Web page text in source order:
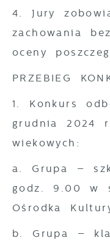
4. Jury
zachowania
oceny
PRZEBIEG
1. Konkurs
grudnia 2024
wiekowych:
a. Grupa –
godz. 9.00 w
Ośrodka
b. Grupa –